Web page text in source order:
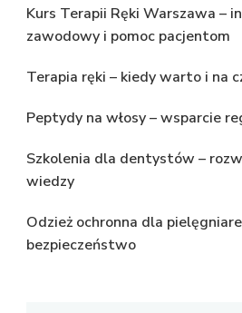
Kurs Terapii Ręki Warszawa –
zawodowy i pomoc pacjentom
Terapia ręki – kiedy warto i na
Peptydy na włosy – wsparcie
Szkolenia dla dentystów –
wiedzy
Odzież ochronna dla
bezpieczeństwo